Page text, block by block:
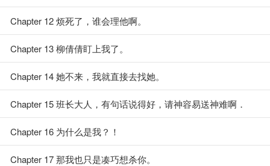
的。
Chapter 12 烦死了，谁会理他啊。
Chapter 13 柳倩倩盯上我了。
Chapter 14 她不来，我就直接去找她。
Chapter 15 班长大人，有句话说得好，请神容易送神难啊．
Chapter 16 为什么是我？！
Chapter 17 那我也只是凑巧想杀你。